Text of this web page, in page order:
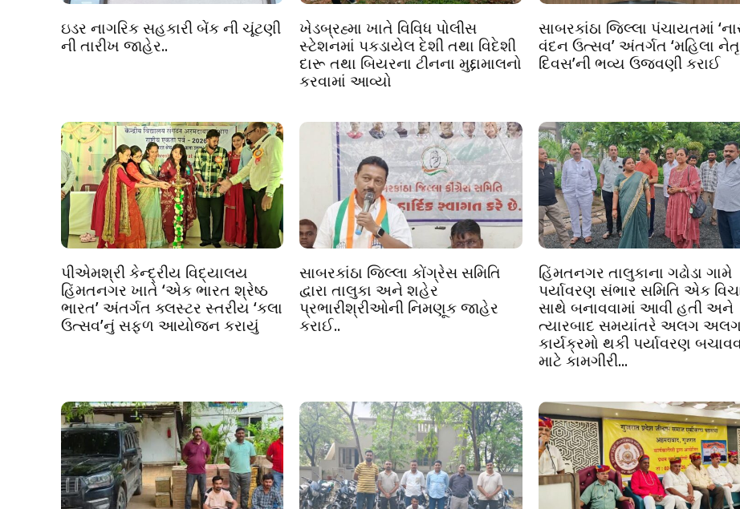
ઇડર નાગરિક સહકારી બેંક ની ચૂંટણી
ની તારીખ જાહેર..
ખેડબ્રહ્મા ખાતે વિવિધ પોલીસ
સ્ટેશનમાં પકડાયેલ દેશી તથા વિદેશી
દારૂ તથા બિયરના ટીનના મુદ્દામાલનો
કરવામાં આવ્યો
સાબરકાંઠા જિલ્લા પંચાયતમાં
વંદન ઉત્સવ’ અંતર્ગત ‘મહિલા
દિવસ’ની ભવ્ય ઉજવણી કરાઈ
પીએમશ્રી કેન્દ્રીય વિદ્યાલય
હિંમતનગર ખાતે ‘એક ભારત શ્રેષ્ઠ
ભારત’ અંતર્ગત ક્લસ્ટર સ્તરીય ‘કલા
ઉત્સવ’નું સફળ આયોજન કરાયું
સાબરકાંઠા જિલ્લા કોંગ્રેસ સમિતિ
દ્વારા તાલુકા અને શહેર
પ્રભારીશ્રીઓની નિમણૂક જાહેર
કરાઈ..
હિંમતનગર તાલુકાના ગઢોડા ગામે
પર્યાવરણ સંભાર સમિતિ એક
સાથે બનાવવામાં આવી હતી અને
ત્યારબાદ સમયાંતરે અલગ અલગ
કાર્યક્રમો થકી પર્યાવરણ
માટે કામગીરી...